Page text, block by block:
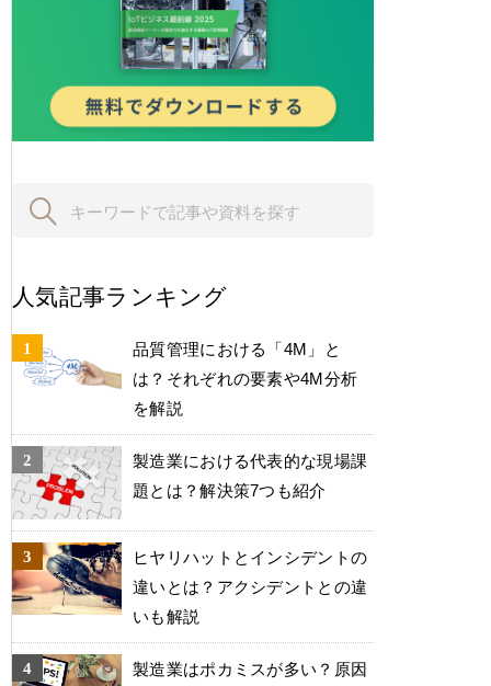
人気記事ランキング
品質管理における「4M」と
は？それぞれの要素や4M分析
を解説
製造業における代表的な現場課
題とは？解決策7つも紹介
ヒヤリハットとインシデントの
違いとは？アクシデントとの違
いも解説
製造業はポカミスが多い？原因